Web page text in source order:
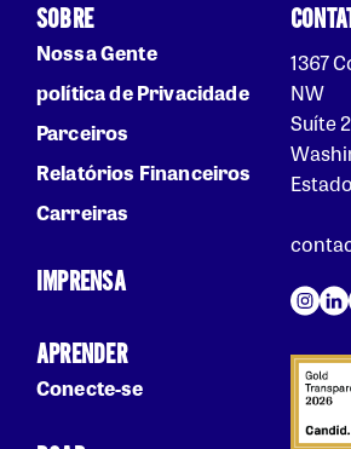
SOBRE
Nossa Gente
política de Privacidade
Parceiros
Relatórios Financeiros
Carreiras
IMPRENSA
APRENDER
Conecte-se
1367
NW
Suíte